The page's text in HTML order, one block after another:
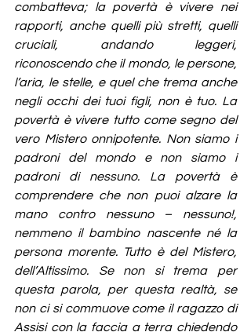
combatteva; la povertà è vivere nei
rapporti, anche quelli più stretti, quelli
cruciali, andando leggeri,
riconoscendo che il mondo, le persone,
l’aria, le stelle, e quel che trema anche
negli occhi dei tuoi figli, non è tuo. La
povertà è vivere tutto come segno del
vero Mistero onnipotente. Non siamo i
padroni del mondo e non siamo i
padroni di nessuno. La povertà è
comprendere che non puoi alzare la
mano contro nessuno – nessuno!,
nemmeno il bambino nascente né la
persona morente. Tutto è del Mistero,
dell’Altissimo. Se non si trema per
questa parola, per questa realtà, se
non ci si commuove come il ragazzo di
Assisi con la faccia a terra chiedendo